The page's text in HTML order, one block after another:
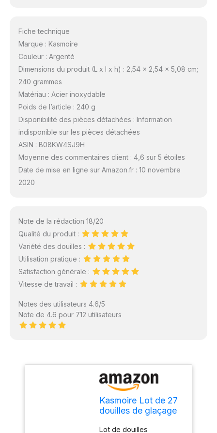
Fiche technique
Marque : Kasmoire
Couleur : Argenté
Dimensions du produit (L x l x h) : 2,54 x 2,54 x 5,08 cm;
240 grammes
Matériau : Acier inoxydable
Poids de l’article : 240 g
Disponibilité des pièces détachées : Information
indisponible sur les pièces détachées
ASIN : B08KW4SJ9H
Moyenne des commentaires client : 4,6 sur 5 étoiles
Date de mise en ligne sur Amazon.fr : 10 novembre
2020
Note de la rédaction 18/20
Qualité du produit :
Variété des douilles :
Utilisation pratique :
Satisfaction générale :
Vitesse de travail :
Notes des utilisateurs 4.6/5
Note de 4.6 pour 712 utilisateurs
Kasmoire Lot de 27
douilles de glaçage
Lot de douilles